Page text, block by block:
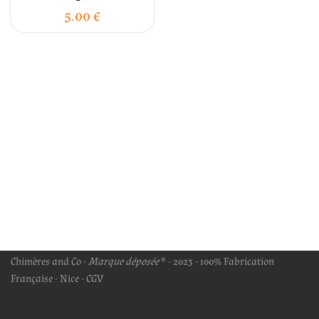
5.00€
Chimères and Co -Marque déposée® - 2023 - 100% Fabrication
Française - Nice -CGV